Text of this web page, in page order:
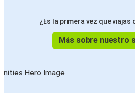
¿Es la primera vez que
Más sobre nuestro